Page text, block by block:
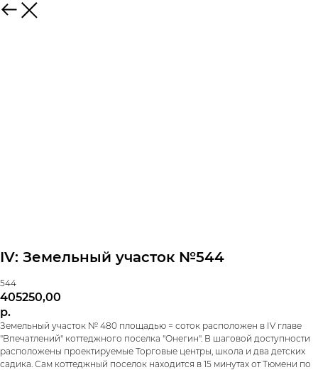
IV: Земельный участок №544
544
405250,00
р.
Земельный участок № 480 площадью = соток расположен в IV главе
"Впечатлений" коттеджного поселка "Онегин". В шаговой доступности
расположены проектируемые Торговые центры, школа и два детских
садика. Сам коттеджный поселок находится в 15 минутах от Тюмени по